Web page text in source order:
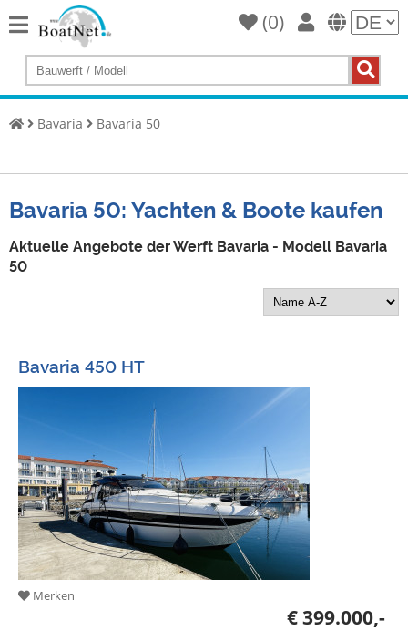
Home
Yacht
Gewerbliche
Verkäufer
Private
Services
Bootszubehör
Gestohlene
Boote
Sachverständige
Segel-
&
Sportbootschulen
(0)
Bavaria Bavaria 50
Bavaria 50: Yachten & Boote kaufen
Aktuelle Angebote der Werft Bavaria - Modell Bavaria
50
Bavaria 450 HT
Merken
€ 399.000,-